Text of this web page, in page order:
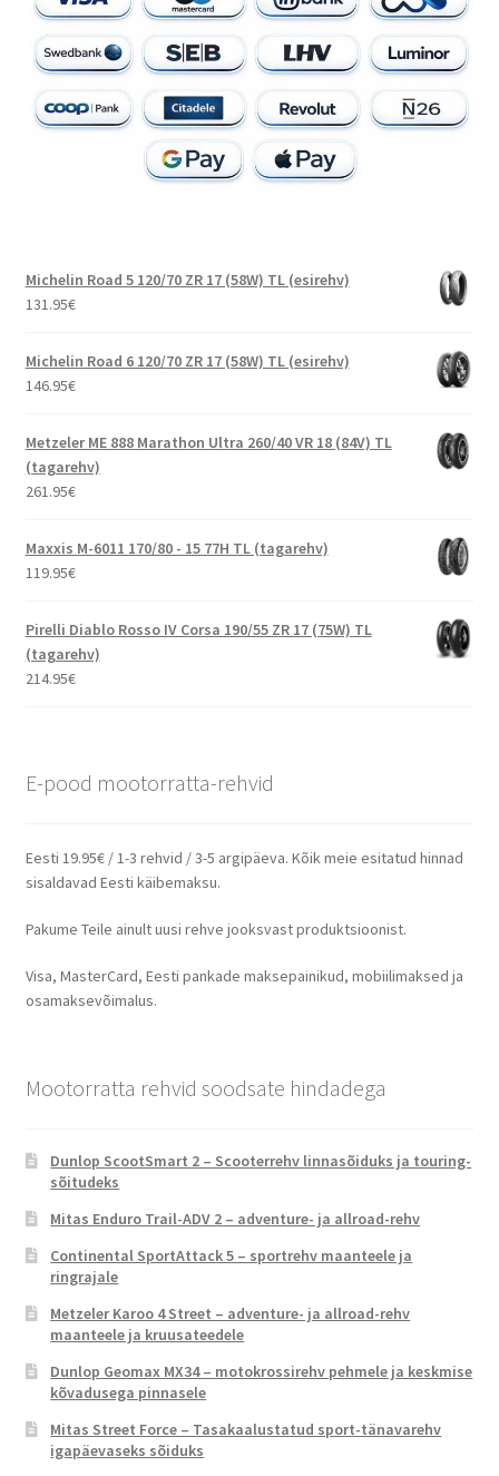
Michelin Road 5 120/70 ZR 17 (58W) TL (esirehv)
131.95€
Michelin Road 6 120/70 ZR 17 (58W) TL (esirehv)
146.95€
Metzeler ME 888 Marathon Ultra 260/40 VR 18 (84V) TL
(tagarehv)
261.95€
Maxxis M-6011 170/80 - 15 77H TL (tagarehv)
119.95€
Pirelli Diablo Rosso IV Corsa 190/55 ZR 17 (75W) TL
(tagarehv)
214.95€
E-pood mootorratta-rehvid
Eesti 19.95€ / 1-3 rehvid / 3-5 argipäeva. Kõik meie esitatud hinnad
sisaldavad Eesti käibemaksu.
Pakume Teile ainult uusi rehve jooksvast produktsioonist.
Visa, MasterCard, Eesti pankade maksepainikud, mobiilimaksed ja
osamaksevõimalus.
Mootorratta rehvid soodsate hindadega
Dunlop ScootSmart 2 – Scooterrehv linnasõiduks ja touring-
sõitudeks
Mitas Enduro Trail-ADV 2 – adventure- ja allroad-rehv
Continental SportAttack 5 – sportrehv maanteele ja
ringrajale
Metzeler Karoo 4 Street – adventure- ja allroad-rehv
maanteele ja kruusateedele
Dunlop Geomax MX34 – motokrossirehv pehmele ja keskmise
kõvadusega pinnasele
Mitas Street Force – Tasakaalustatud sport-tänavarehv
igapäevaseks sõiduks